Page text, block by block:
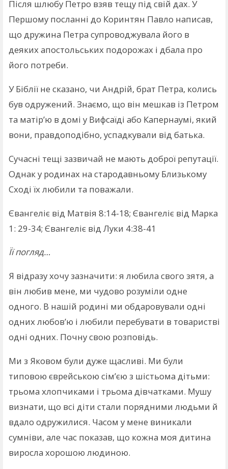
Після шлюбу Петро взяв тещу під свій дах. У
Першому посланні до Коринтян Павло написав,
що дружина Петра супроводжувала його в
деяких апостольських подорожах і дбала про
його потреби.
У Біблії не сказано, чи Андрій, брат Петра, колись
був одружений. Знаємо, що він мешкав із Петром
та матір’ю в домі у Вифсаїді або Капернаумі, який
вони, правдоподібно, успадкували від батька.
Сучасні тещі зазвичай не мають доброї репутації.
Однак у родинах на стародавньому Близькому
Сході їх любили та поважали.
Євангеліє від Матвія 8:14-18; Євангеліє від Марка
1: 29-34; Євангеліє від Луки 4:38-41
Її погляд…
Я відразу хочу зазначити: я любила свого зятя, а
він любив мене, ми чудово розуміли одне
одного. В нашій родині ми обдаровували одні
одних любов’ю і любили перебувати в товаристві
одні одних. Почну свою розповідь.
Ми з Яковом були дуже щасливі. Ми були
типовою єврейською сім’єю з шістьома дітьми:
трьома хлопчиками і трьома дівчатками. Мушу
визнати, що всі діти стали порядними людьми й
вдало одружилися. Часом у мене виникали
сумніви, але час показав, що кожна моя дитина
виросла хорошою людиною.